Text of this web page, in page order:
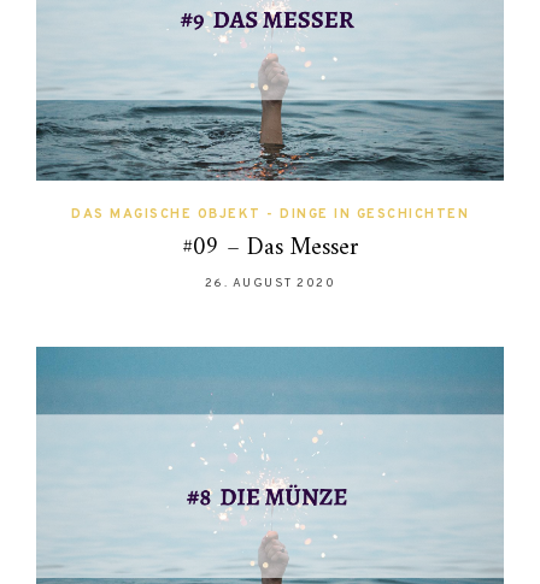
DAS MAGISCHE OBJEKT - DINGE IN GESCHICHTEN
#09 – Das Messer
26. AUGUST 2020